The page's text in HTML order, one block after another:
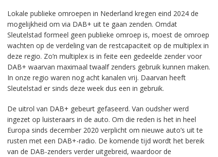
Lokale publieke omroepen in Nederland kregen eind 2024 de
mogelijkheid om via DAB+ uit te gaan zenden. Omdat
Sleutelstad formeel geen publieke omroep is, moest de omroep
wachten op de verdeling van de restcapaciteit op de multiplex in
deze regio. Zo’n multiplex is in feite een gedeelde zender voor
DAB+ waarvan maximaal twaalf zenders gebruik kunnen maken.
In onze regio waren nog acht kanalen vrij. Daarvan heeft
Sleutelstad er sinds deze week dus een in gebruik.
De uitrol van DAB+ gebeurt gefaseerd. Van oudsher werd
ingezet op luisteraars in de auto. Om die reden is het in heel
Europa sinds december 2020 verplicht om nieuwe auto’s uit te
rusten met een DAB+-radio. De komende tijd wordt het bereik
van de DAB-zenders verder uitgebreid, waardoor de